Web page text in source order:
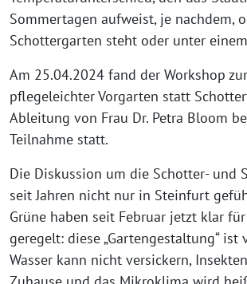
Sommertagen aufweist, je nachdem,
Schottergarten steht oder unter
Am 25.04.2024 fand der Workshop
pflegeleichter Vorgarten statt
Ableitung von Frau Dr. Petra Bloom
Teilnahme statt.
Die Diskussion um die Schotter- und
seit Jahren nicht nur in Steinfurt
Grüne haben seit Februar jetzt klar für
geregelt: diese „Gartengestaltung“ ist
Wasser kann nicht versickern,